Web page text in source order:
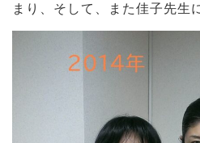
まり、そして、また佳子先生